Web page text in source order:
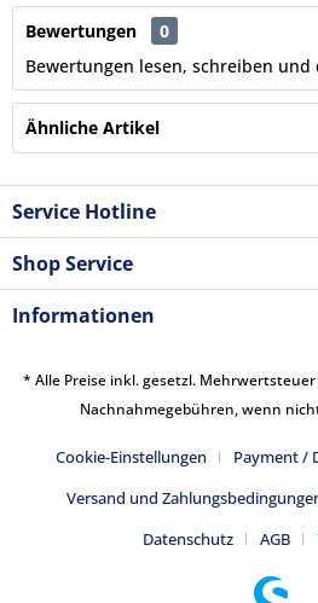
Bewertungen
0
Bewertungen lesen, schreiben und
Ähnliche Artikel
Service Hotline
Shop Service
Informationen
* Alle Preise inkl. gesetzl. Mehrwertsteuer
Nachnahmegebühren, wenn
Cookie-Einstellungen Payment /
Versand und
Datenschutz
AGB